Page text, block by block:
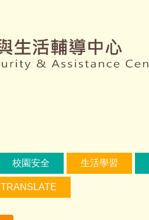
校園安全 生活學習
TRANSLATE